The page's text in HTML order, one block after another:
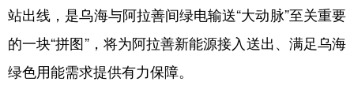
站出线，是乌海与阿拉善间绿电输送“大动脉”至关重要
的一块“拼图”，将为阿拉善新能源接入送出、满足乌海
绿色用能需求提供有力保障。